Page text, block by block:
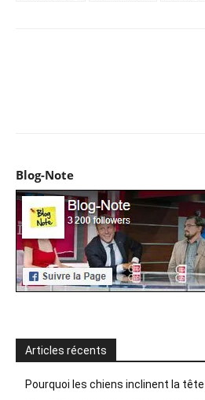
Blog-Note
Articles récents
Pourquoi les chiens inclinent la tête